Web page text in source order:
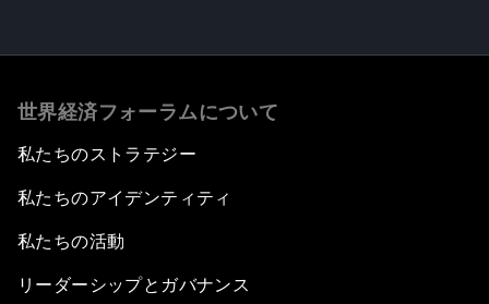
世界経済フォーラムについて
私たちのストラテジー
私たちのアイデンティティ
私たちの活動
リーダーシップとガバナンス